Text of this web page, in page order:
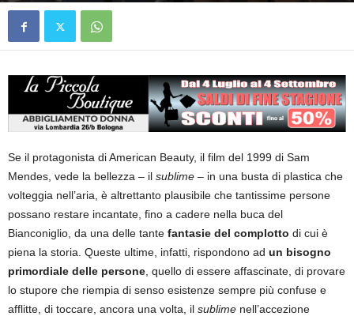
Se il protagonista di American Beauty, il film del 1999 di Sam
Mendes, vede la bellezza – il sublime – in una busta di plastica che
volteggia nell’aria, è altrettanto plausibile che tantissime persone
possano restare incantate, fino a cadere nella buca del
Bianconiglio, da una delle tante fantasie del complotto di cui è
piena la storia. Queste ultime, infatti, rispondono ad un bisogno
primordiale delle persone, quello di essere affascinate, di provare
lo stupore che riempia di senso esistenze sempre più confuse e
afflitte, di toccare, ancora una volta, il sublime nell’accezione